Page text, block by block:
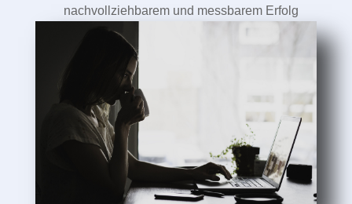
nachvollziehbarem und messbarem Erfolg